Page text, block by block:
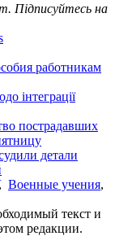
Підписуйтесь на
работникам
інтеграції
пострадавших
детали
Военные учения,
текст и
редакции.